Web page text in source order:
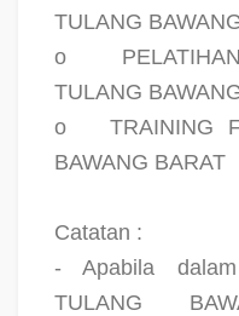
TULANG
o
TULANG
o
TRAINING
BAWANG BARAT
Catatan :
- Apabila dalam
TULANG